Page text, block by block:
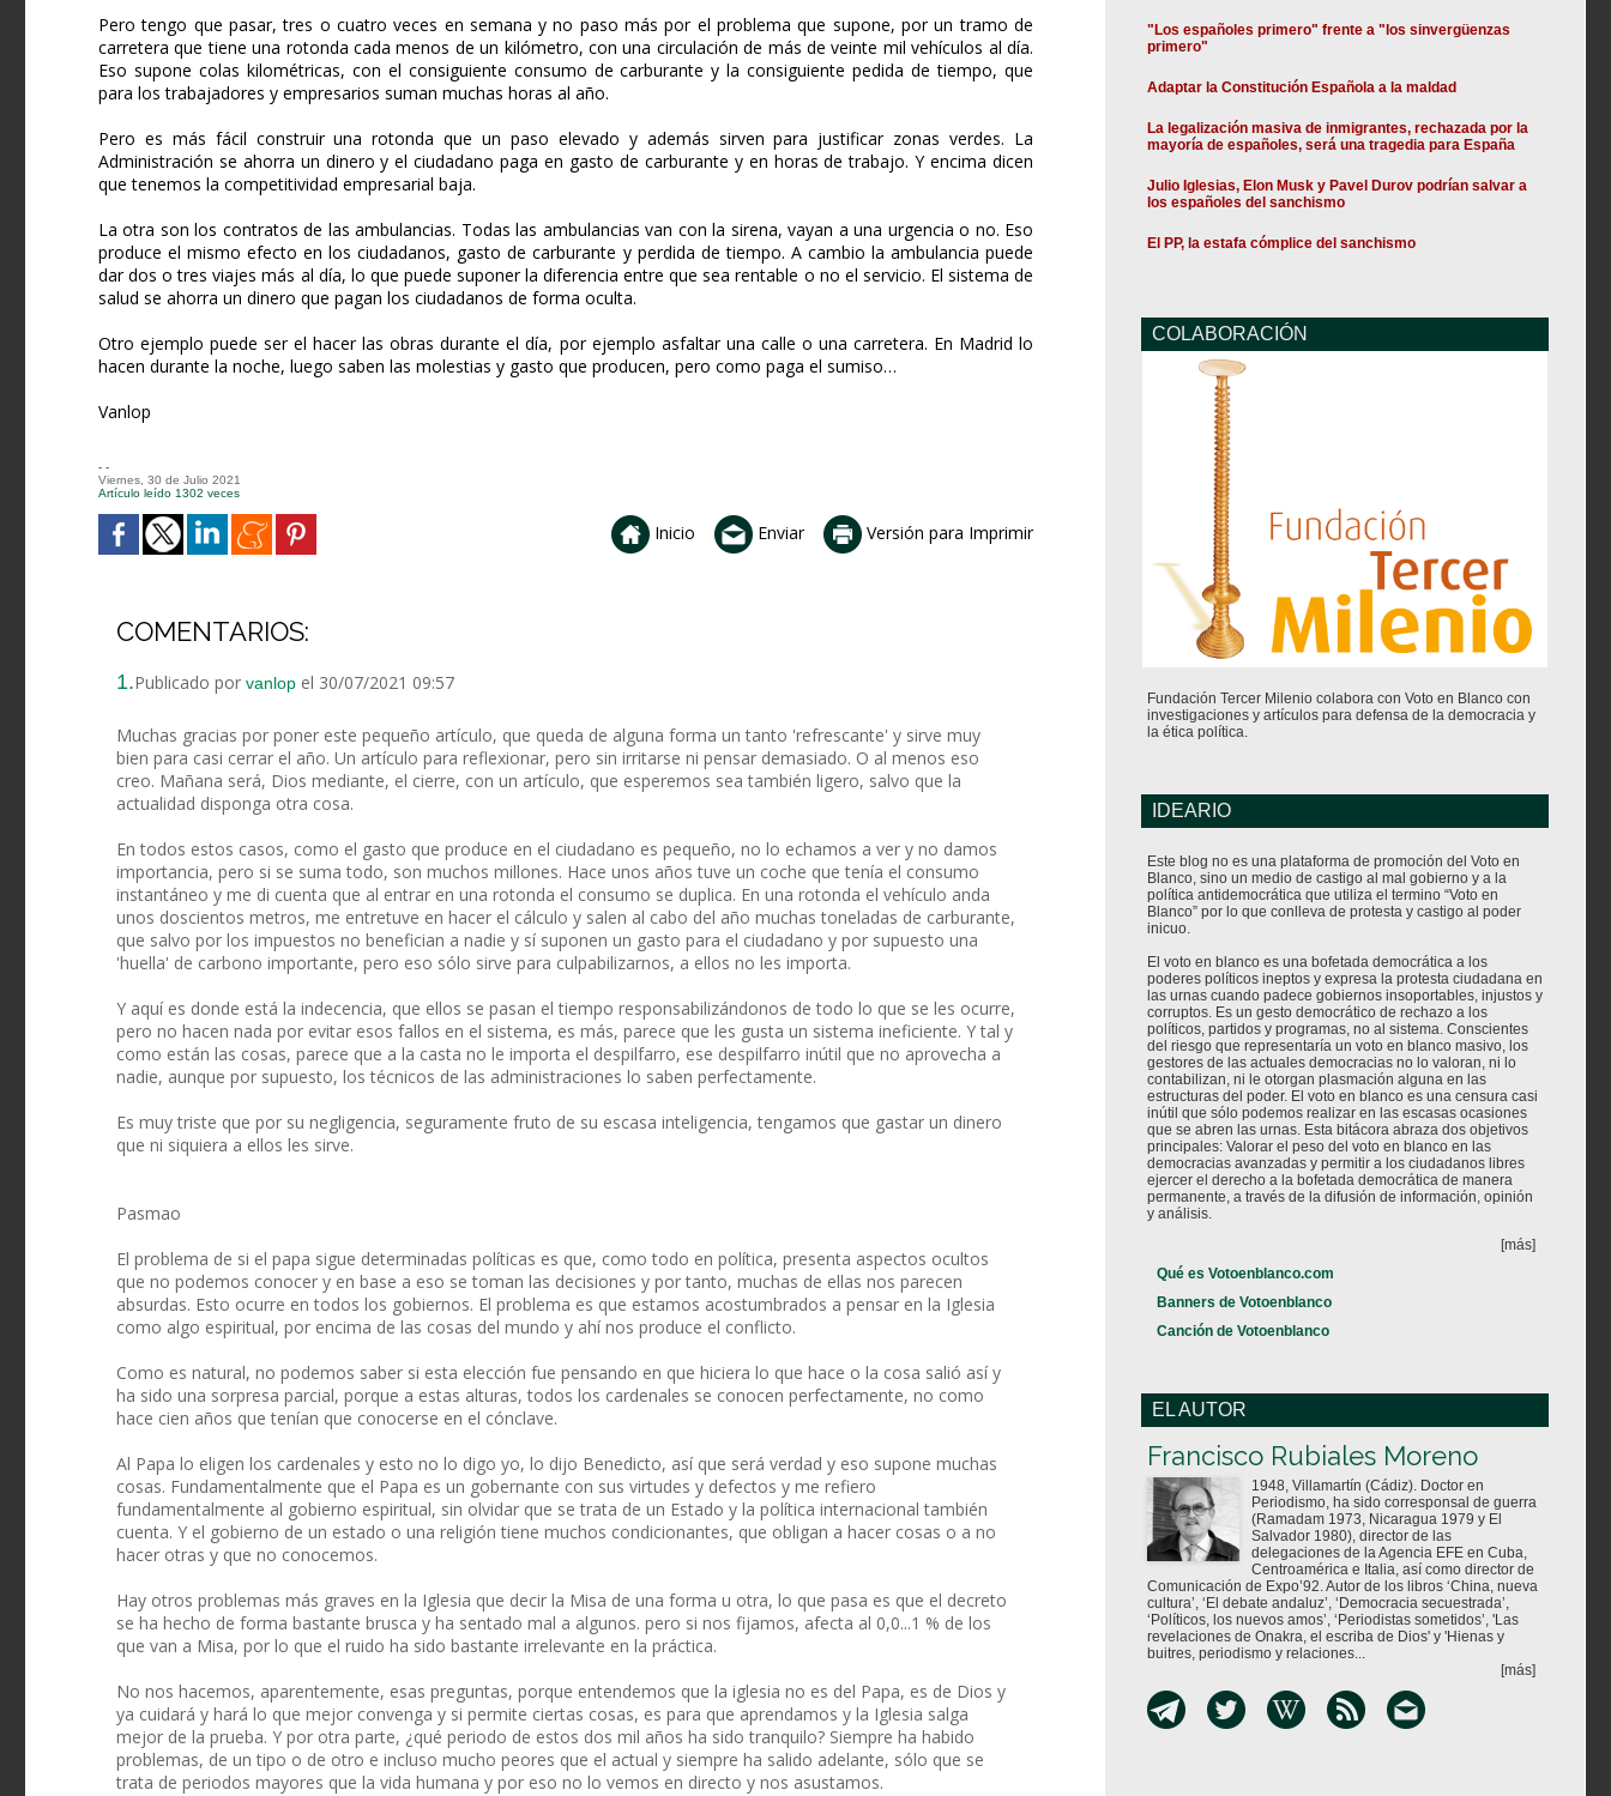
Pero tengo que pasar, tres o cuatro veces en semana y no paso más por el problema que supone, por un tramo de
carretera que tiene una rotonda cada menos de un kilómetro, con una circulación de más de veinte mil vehículos al día.
Eso supone colas kilométricas, con el consiguiente consumo de carburante y la consiguiente pedida de tiempo, que
para los trabajadores y empresarios suman muchas horas al año.
Pero es más fácil construir una rotonda que un paso elevado y además sirven para justificar zonas verdes. La
Administración se ahorra un dinero y el ciudadano paga en gasto de carburante y en horas de trabajo. Y encima dicen
que tenemos la competitividad empresarial baja.
La otra son los contratos de las ambulancias. Todas las ambulancias van con la sirena, vayan a una urgencia o no. Eso
produce el mismo efecto en los ciudadanos, gasto de carburante y perdida de tiempo. A cambio la ambulancia puede
dar dos o tres viajes más al día, lo que puede suponer la diferencia entre que sea rentable o no el servicio. El sistema de
salud se ahorra un dinero que pagan los ciudadanos de forma oculta.
Otro ejemplo puede ser el hacer las obras durante el día, por ejemplo asfaltar una calle o una carretera. En Madrid lo
hacen durante la noche, luego saben las molestias y gasto que producen, pero como paga el sumiso…
Vanlop
- -
Viernes, 30 de Julio 2021
Artículo leído 1302 veces
Inicio Enviar Versión para Imprimir
COMENTARIOS:
1.Publicado por vanlop el 30/07/2021 09:57
Muchas gracias por poner este pequeño artículo, que queda de alguna forma un tanto 'refrescante' y sirve muy
bien para casi cerrar el año. Un artículo para reflexionar, pero sin irritarse ni pensar demasiado. O al menos eso
creo. Mañana será, Dios mediante, el cierre, con un artículo, que esperemos sea también ligero, salvo que la
actualidad disponga otra cosa.
En todos estos casos, como el gasto que produce en el ciudadano es pequeño, no lo echamos a ver y no damos
importancia, pero si se suma todo, son muchos millones. Hace unos años tuve un coche que tenía el consumo
instantáneo y me di cuenta que al entrar en una rotonda el consumo se duplica. En una rotonda el vehículo anda
unos doscientos metros, me entretuve en hacer el cálculo y salen al cabo del año muchas toneladas de carburante,
que salvo por los impuestos no benefician a nadie y sí suponen un gasto para el ciudadano y por supuesto una
'huella' de carbono importante, pero eso sólo sirve para culpabilizarnos, a ellos no les importa.
Y aquí es donde está la indecencia, que ellos se pasan el tiempo responsabilizándonos de todo lo que se les ocurre,
pero no hacen nada por evitar esos fallos en el sistema, es más, parece que les gusta un sistema ineficiente. Y tal y
como están las cosas, parece que a la casta no le importa el despilfarro, ese despilfarro inútil que no aprovecha a
nadie, aunque por supuesto, los técnicos de las administraciones lo saben perfectamente.
Es muy triste que por su negligencia, seguramente fruto de su escasa inteligencia, tengamos que gastar un dinero
que ni siquiera a ellos les sirve.
Pasmao
El problema de si el papa sigue determinadas políticas es que, como todo en política, presenta aspectos ocultos
que no podemos conocer y en base a eso se toman las decisiones y por tanto, muchas de ellas nos parecen
absurdas. Esto ocurre en todos los gobiernos. El problema es que estamos acostumbrados a pensar en la Iglesia
como algo espiritual, por encima de las cosas del mundo y ahí nos produce el conflicto.
Como es natural, no podemos saber si esta elección fue pensando en que hiciera lo que hace o la cosa salió así y
ha sido una sorpresa parcial, porque a estas alturas, todos los cardenales se conocen perfectamente, no como
hace cien años que tenían que conocerse en el cónclave.
Al Papa lo eligen los cardenales y esto no lo digo yo, lo dijo Benedicto, así que será verdad y eso supone muchas
cosas. Fundamentalmente que el Papa es un gobernante con sus virtudes y defectos y me refiero
fundamentalmente al gobierno espiritual, sin olvidar que se trata de un Estado y la política internacional también
cuenta. Y el gobierno de un estado o una religión tiene muchos condicionantes, que obligan a hacer cosas o a no
hacer otras y que no conocemos.
Hay otros problemas más graves en la Iglesia que decir la Misa de una forma u otra, lo que pasa es que el decreto
se ha hecho de forma bastante brusca y ha sentado mal a algunos. pero si nos fijamos, afecta al 0,0...1 % de los
que van a Misa, por lo que el ruido ha sido bastante irrelevante en la práctica.
No nos hacemos, aparentemente, esas preguntas, porque entendemos que la iglesia no es del Papa, es de Dios y
ya cuidará y hará lo que mejor convenga y si permite ciertas cosas, es para que aprendamos y la Iglesia salga
mejor de la prueba. Y por otra parte, ¿qué periodo de estos dos mil años ha sido tranquilo? Siempre ha habido
problemas, de un tipo o de otro e incluso mucho peores que el actual y siempre ha salido adelante, sólo que se
trata de periodos mayores que la vida humana y por eso no lo vemos en directo y nos asustamos.
"Los españoles primero" frente a "los sinvergüenzas
primero"
Adaptar la Constitución Española a la maldad
La legalización masiva de inmigrantes, rechazada por la
mayoría de españoles, será una tragedia para España
Julio Iglesias, Elon Musk y Pavel Durov podrían salvar a
los españoles del sanchismo
El PP, la estafa cómplice del sanchismo
COLABORACIÓN
Fundación Tercer Milenio colabora con Voto en Blanco con
investigaciones y artículos para defensa de la democracia y
la ética política.
IDEARIO
Este blog no es una plataforma de promoción del Voto en
Blanco, sino un medio de castigo al mal gobierno y a la
política antidemocrática que utiliza el termino “Voto en
Blanco” por lo que conlleva de protesta y castigo al poder
inicuo.
El voto en blanco es una bofetada democrática a los
poderes políticos ineptos y expresa la protesta ciudadana en
las urnas cuando padece gobiernos insoportables, injustos y
corruptos. Es un gesto democrático de rechazo a los
políticos, partidos y programas, no al sistema. Conscientes
del riesgo que representaría un voto en blanco masivo, los
gestores de las actuales democracias no lo valoran, ni lo
contabilizan, ni le otorgan plasmación alguna en las
estructuras del poder. El voto en blanco es una censura casi
inútil que sólo podemos realizar en las escasas ocasiones
que se abren las urnas. Esta bitácora abraza dos objetivos
principales: Valorar el peso del voto en blanco en las
democracias avanzadas y permitir a los ciudadanos libres
ejercer el derecho a la bofetada democrática de manera
permanente, a través de la difusión de información, opinión
y análisis.
[más]
Qué es Votoenblanco.com
Banners de Votoenblanco
Canción de Votoenblanco
EL AUTOR
Francisco Rubiales Moreno
1948, Villamartín (Cádiz). Doctor en
Periodismo, ha sido corresponsal de guerra
(Ramadam 1973, Nicaragua 1979 y El
Salvador 1980), director de las
delegaciones de la Agencia EFE en Cuba,
Centroamérica e Italia, así como director de
Comunicación de Expo’92. Autor de los libros ‘China, nueva
cultura’, ‘El debate andaluz’, ‘Democracia secuestrada’,
‘Políticos, los nuevos amos’, ‘Periodistas sometidos’, 'Las
revelaciones de Onakra, el escriba de Dios' y 'Hienas y
buitres, periodismo y relaciones...
[más]